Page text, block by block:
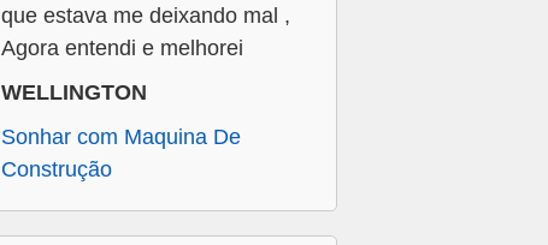
que estava me deixando mal ,
Agora entendi e melhorei
WELLINGTON
Sonhar com Maquina De
Construção